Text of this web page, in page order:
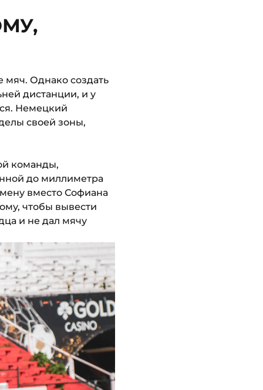
Однако создать
дистанции, и у
Немецкий
своей зоны,
команды,
до миллиметра
вместо Софиана
чтобы вывести
и не дал мячу